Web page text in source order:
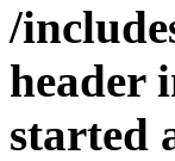
/
header
started